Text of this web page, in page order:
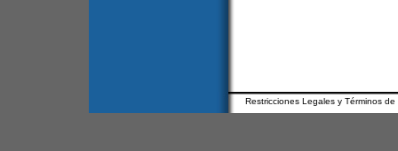
Restricciones Legales y Términos de